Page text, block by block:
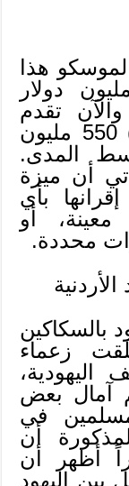
هذا
مقداره 150 مليون دولار
والآن تقدم
حكومة الكويت (في المنفى) 550 مليون
المدى.
أن ميزة
بأي
أو
محددة.
بالسكاكين
زعماء
اليهودية،
آمال بعض
في
أن
أظهر أن
بين اليهود